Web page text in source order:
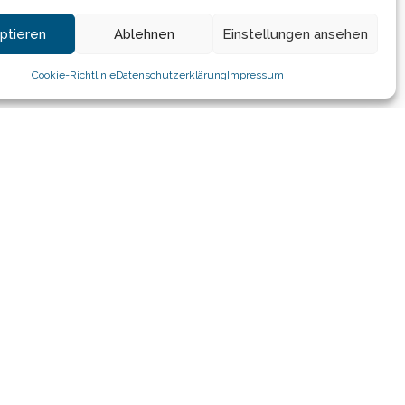
Ablehnen Einstellungen ansehen
Cookie-RichtlinieDatenschutzerklärungImpressum